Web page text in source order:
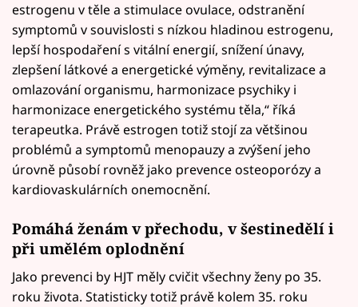
estrogenu v těle a stimulace ovulace, odstranění
symptomů v souvislosti s nízkou hladinou estrogenu,
lepší hospodaření s vitální energií, snížení únavy,
zlepšení látkové a energetické výměny, revitalizace a
omlazování organismu, harmonizace psychiky i
harmonizace energetického systému těla,“ říká
terapeutka. Právě estrogen totiž stojí za většinou
problémů a symptomů menopauzy a zvýšení jeho
úrovně působí rovněž jako prevence osteoporózy a
kardiovaskulárních onemocnění.
Pomáhá ženám v přechodu, v šestinedělí i
při umělém oplodnění
Jako prevenci by HJT měly cvičit všechny ženy po 35.
roku života. Statisticky totiž právě kolem 35. roku